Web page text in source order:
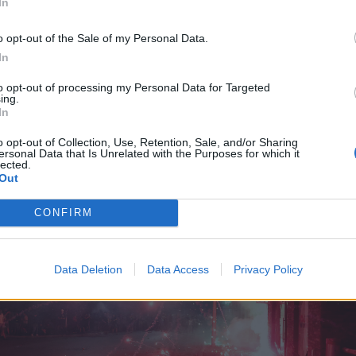
opt-out of the Sale of my Personal Data.
opt-out of processing my Personal Data for Targeted
opt-out of Collection, Use, Retention, Sale, and/or Sharing
Data that Is Unrelated with the Purposes for which it
CONFIRM
Data Deletion Data Access Privacy Policy
την 1η Νοεμβρίου 2024 στο Νόβι Σαντ, συμβάν που
ζητούν την προκήρυξη πρόωρων εκλογών,
Βούτσιτς αρνείται καταγγέλλοντας συνωμοσία ξένων
της κυβέρνησης.